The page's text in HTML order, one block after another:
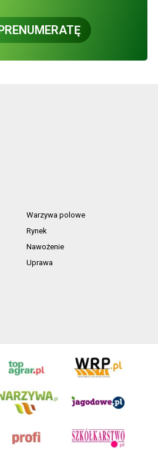
Warzywa polowe
Rynek
Nawożenie
Uprawa